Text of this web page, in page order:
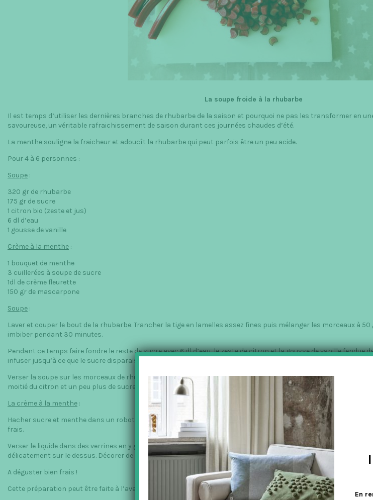
La soupe froide à la rhubarbe
Il est temps d’utiliser les dernières branches de rhubarbe de la saison et pourquoi ne pas les transformer en
savoureuse, un véritable rafraichissement de saison durant ces journées chaudes d’été.
La menthe souligne la fraicheur et adoucît la rhubarbe qui peut parfois être un peu acide.
Pour 4 à 6 personnes :
Soupe :
320 gr de rhubarbe
175 gr de sucre
1 citron bio (zeste et jus)
6 dl d’eau
1 gousse de vanille
Crème à la menthe :
1 bouquet de menthe
3 cuillerées à soupe de sucre
1dl de crème fleurette
150 gr de mascarpone
Soupe :
Laver et couper le bout de la rhubarbe. Trancher la tige en lamelles assez fines puis mélanger les morceaux à 50
imbiber pendant 30 minutes.
Pendant ce temps faire fondre le reste de sucre avec 6 dl d’eau, le zeste de citron et la gousse de vanille fendue
infuser jusqu’à ce que le sucre disparaisse.
Verser la soupe sur les morceaux de rhubarbes, et mettre au frais le plus longtemps possible. Rectifier
moitié du citron et un peu plus de sucre.
La crème à la menthe :
Hacher sucre et menthe dans un robot. Mélanger la crème et la mascarpone au batteur électrique. Y ajouter le
frais.
Verser le liquide dans des verrines en y glissant quelques petits morceaux de rhubarbe. Former une boule de
délicatement sur le dessus. Décorer de quelques feuilles de menthe.
A déguster bien frais !
Cette préparation peut être faite à l’avance et conservée au frais – vous avez ainsi un dessert prêt à servir à tout
En